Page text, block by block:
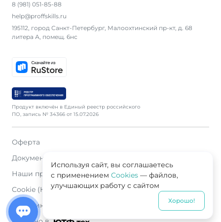
8 (981) 051-85-88
help@proffskills.ru
195112, город Санкт-Петербург, Малоохтинский пр-кт, д. 68
литера А, помещ. 6нс
Продукт включён в Единый реестр российского
ПО, запись № 34366 от 15.07.2026
Оферта
Документация
Наши продавцы
Cookie (Куки)
Политика конфиденциальности
Используя сайт, вы соглашаетесь
с применением Cookies — файлов,
улучшающих работу с сайтом
Хорошо!